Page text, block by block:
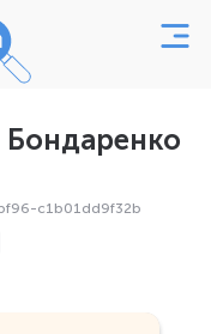
Бондаренко
c1b01dd9f32b